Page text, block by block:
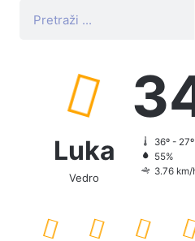
Luka
Vedro
36º - 27º
55%
3.76 km/